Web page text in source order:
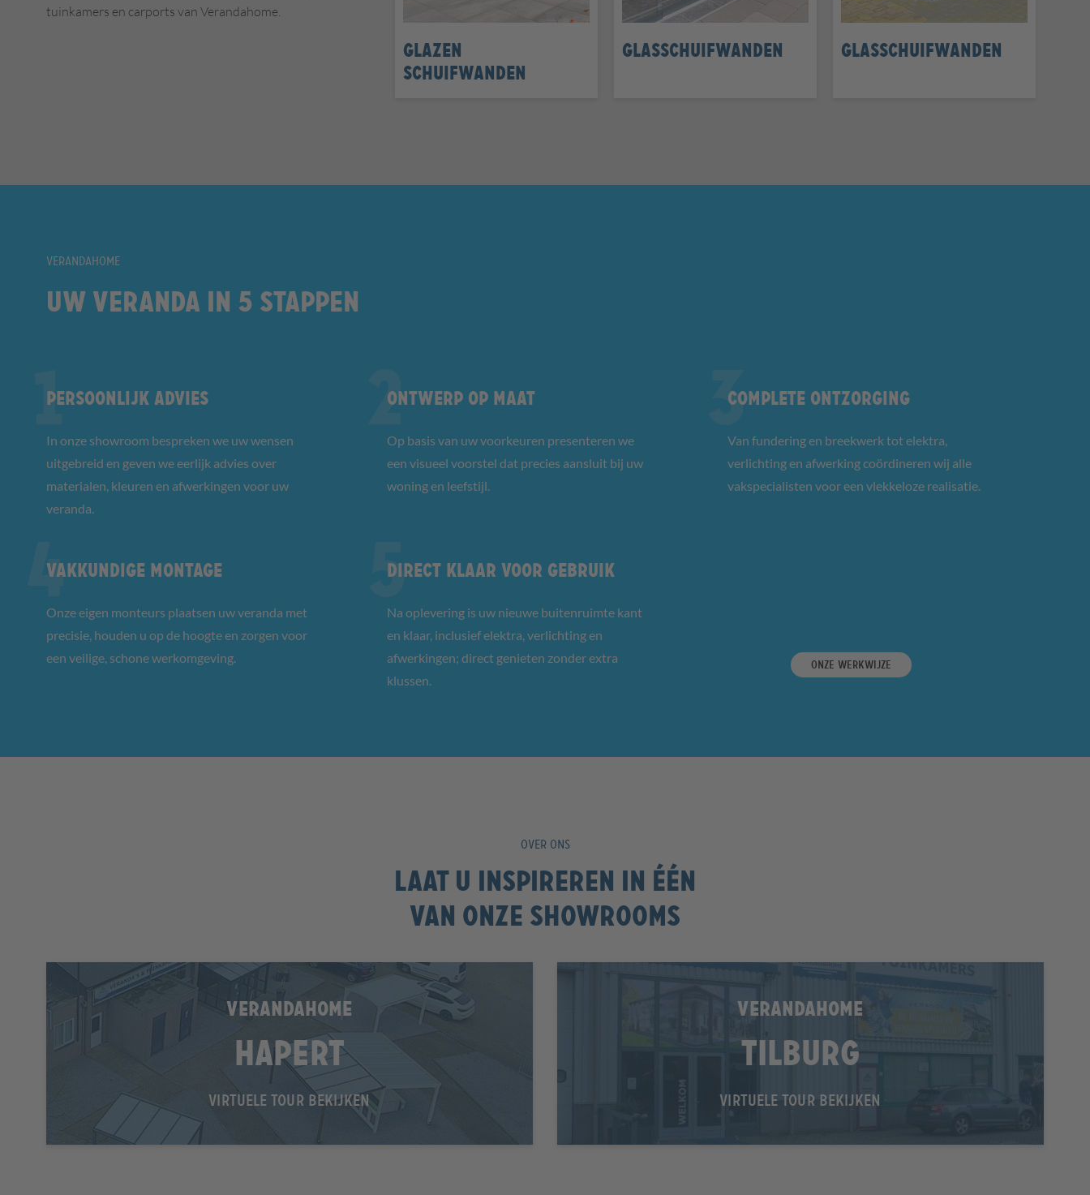
tuinkamers en carports van Verandahome.
Glazen
schuifwanden
Glasschuifwanden Glasschuifwanden
VERANDAHOME
Uw veranda in 5 stappen
Persoonlijk advies
In onze showroom bespreken we uw wensen
uitgebreid en geven we eerlijk advies over
materialen, kleuren en afwerkingen voor uw
veranda.
Ontwerp op maat
Op basis van uw voorkeuren presenteren we
een visueel voorstel dat precies aansluit bij uw
woning en leefstijl.
Complete ontzorging
Van fundering en breekwerk tot elektra,
verlichting en afwerking coördineren wij alle
vakspecialisten voor een vlekkeloze realisatie.
Vakkundige montage
Onze eigen monteurs plaatsen uw veranda met
precisie, houden u op de hoogte en zorgen voor
een veilige, schone werkomgeving.
Direct klaar voor gebruik
Na oplevering is uw nieuwe buitenruimte kant
en klaar, inclusief elektra, verlichting en
afwerkingen; direct genieten zonder extra
klussen.
Onze werkwijze
OVER ONS
Laat u inspireren in één
van onze showrooms
VERANDAHOME
Hapert
VIRTUELE TOUR BEKIJKEN
VERANDAHOME
Tilburg
VIRTUELE TOUR BEKIJKEN